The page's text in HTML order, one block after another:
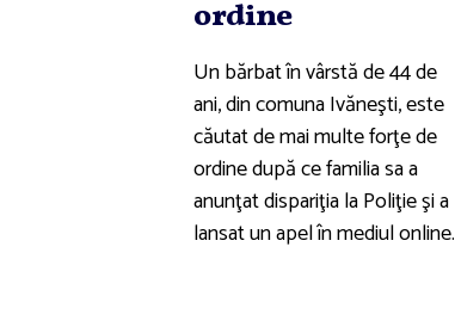
ordine
Un bărbat în vârstă de 44 de
ani, din comuna Ivăneşti, este
căutat de mai multe forţe de
ordine după ce familia sa a
anunţat dispariţia la Poliţie şi a
lansat un apel în mediul online.